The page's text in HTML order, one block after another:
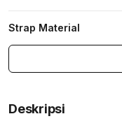
Strap Material
Deskripsi